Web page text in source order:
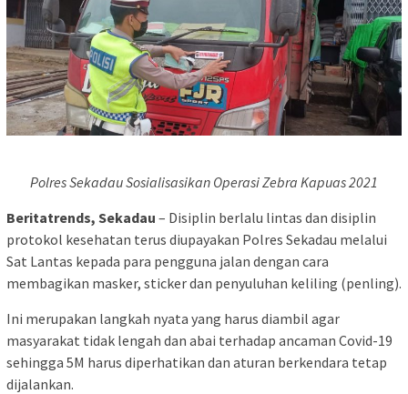
Polres Sekadau Sosialisasikan Operasi Zebra Kapuas 2021
Beritatrends, Sekadau – Disiplin berlalu lintas dan disiplin
protokol kesehatan terus diupayakan Polres Sekadau melalui
Sat Lantas kepada para pengguna jalan dengan cara
membagikan masker, sticker dan penyuluhan keliling (penling).
Ini merupakan langkah nyata yang harus diambil agar
masyarakat tidak lengah dan abai terhadap ancaman Covid-19
sehingga 5M harus diperhatikan dan aturan berkendara tetap
dijalankan.